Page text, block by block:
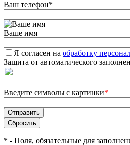
Ваш телефон*
Ваше имя
Я согласен на обработку
Защита от автоматического
Введите символы с картинки*
* - Поля, обязательные для